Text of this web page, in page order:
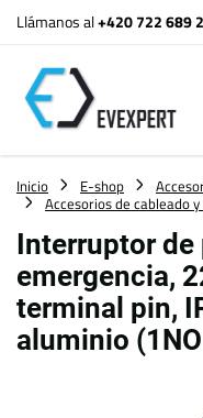
Llámanos al+420 722 689
Inicio E-shop
Accesorios de cableado
Interruptor de
emergencia,
terminal pin,
aluminio